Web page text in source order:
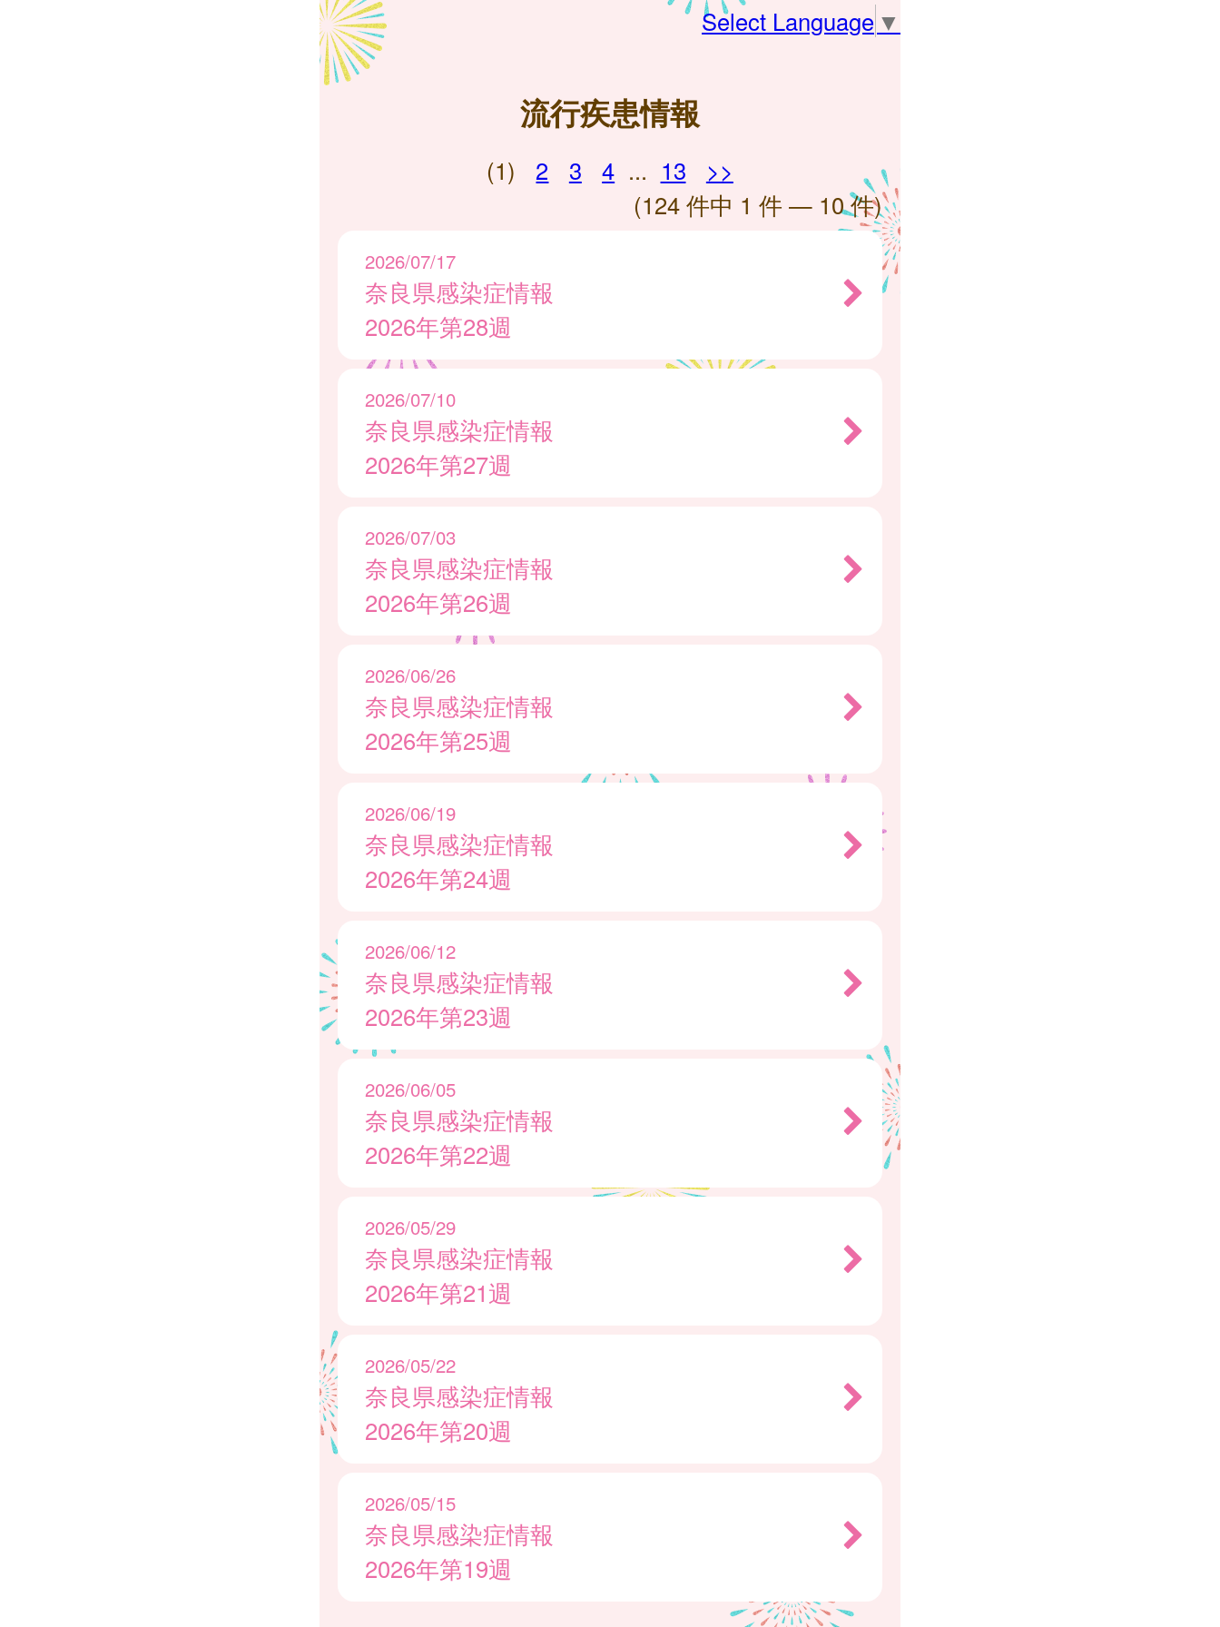
Select Language ▼
流行疾患情報
(1) 2 3 4 ... 13
>>
(124 件中 1 件 — 10 件)
2026/07/17
奈良県感染症情報
2026年第28週
2026/07/10
奈良県感染症情報
2026年第27週
2026/07/03
奈良県感染症情報
2026年第26週
2026/06/26
奈良県感染症情報
2026年第25週
2026/06/19
奈良県感染症情報
2026年第24週
2026/06/12
奈良県感染症情報
2026年第23週
2026/06/05
奈良県感染症情報
2026年第22週
2026/05/29
奈良県感染症情報
2026年第21週
2026/05/22
奈良県感染症情報
2026年第20週
2026/05/15
奈良県感染症情報
2026年第19週